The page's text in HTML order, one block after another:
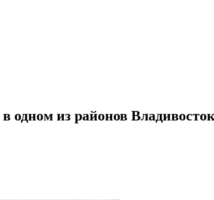
одном из районов